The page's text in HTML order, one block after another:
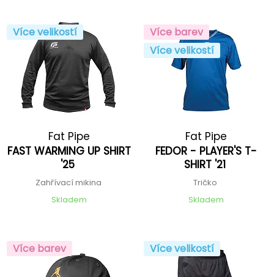
Více velikostí
Fat Pipe
FAST WARMING UP SHIRT
'25
Zahřívací mikina
Skladem
Více barev
Více velikostí
Fat Pipe
FEDOR - PLAYER'S T-
SHIRT '21
Tričko
Skladem
Více barev Více velikostí